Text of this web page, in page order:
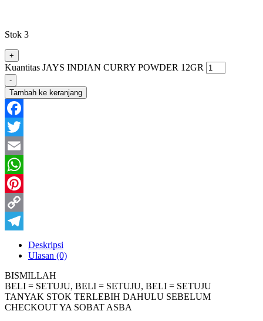
Stok 3
+
Kuantitas JAYS INDIAN CURRY POWDER 12GR
-
Tambah ke keranjang
Facebook
Twitter
Email
WhatsApp
Pinterest
Copy
Telegram
Deskripsi
Ulasan (0)
BISMILLAH
BELI = SETUJU, BELI = SETUJU, BELI = SETUJU
TANYAK STOK TERLEBIH DAHULU SEBELUM
CHECKOUT YA SOBAT ASBA